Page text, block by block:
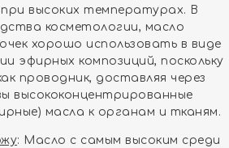
высоких температурах. В
косметологии, масло
хорошо использовать в виде
эфирных композиций, поскольку
проводник, доставляя через
высококонцентрированные
масла к органам и тканям.
: Масло с самым высоким среди